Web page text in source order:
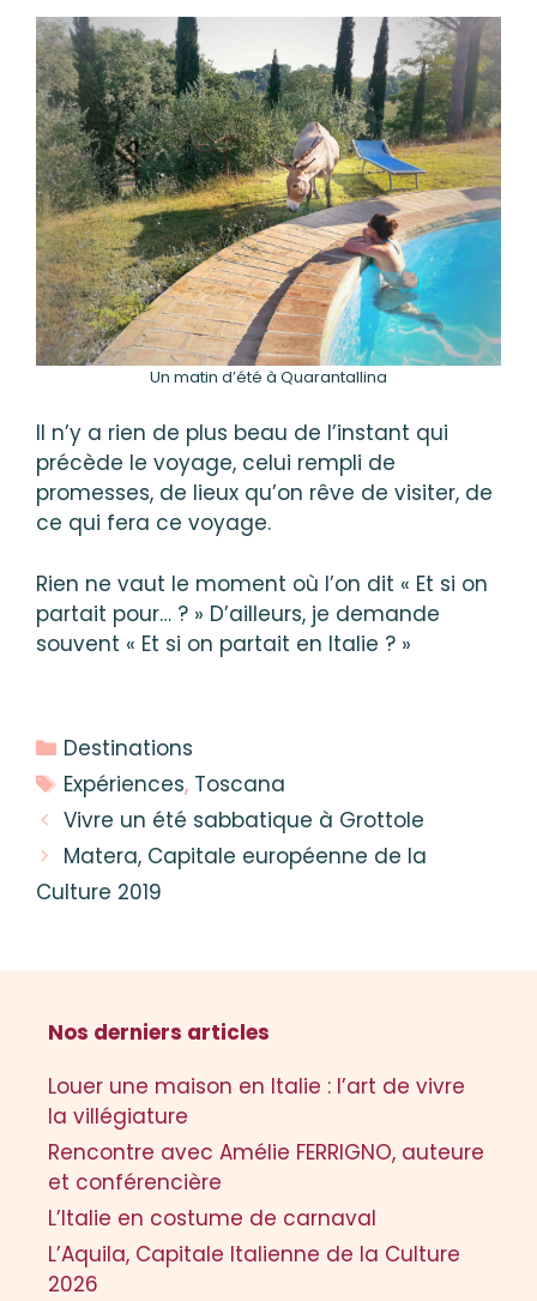
Un matin d’été à Quarantallina
Il n’y a rien de plus beau de l’instant qui
précède le voyage, celui rempli de
promesses, de lieux qu’on rêve de visiter, de
ce qui fera ce voyage.
Rien ne vaut le moment où l’on dit « Et si on
partait pour… ? » D’ailleurs, je demande
souvent « Et si on partait en Italie ? »
Catégories
Destinations
Étiquettes
Expériences, Toscana
Vivre un été sabbatique à Grottole
Matera, Capitale européenne de la
Culture 2019
Nos derniers articles
Louer une maison en Italie : l’art de vivre
la villégiature
Rencontre avec Amélie FERRIGNO, auteure
et conférencière
L’Italie en costume de carnaval
L’Aquila, Capitale Italienne de la Culture
2026